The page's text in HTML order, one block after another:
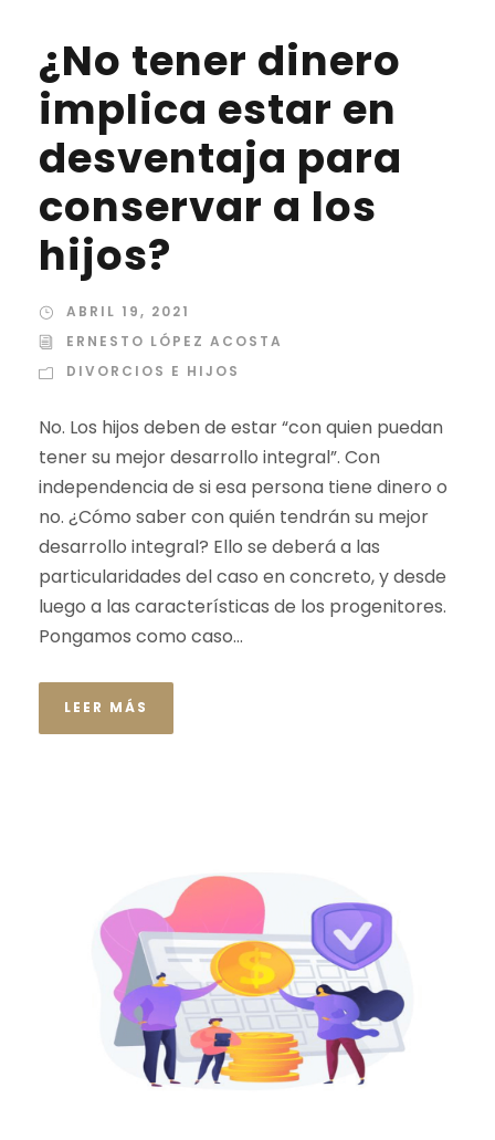
¿No tener dinero
implica estar en
desventaja para
conservar a los
hijos?
ABRIL 19, 2021
ERNESTO LÓPEZ ACOSTA
DIVORCIOS E HIJOS
No. Los hijos deben de estar “con quien puedan
tener su mejor desarrollo integral”. Con
independencia de si esa persona tiene dinero o
no. ¿Cómo saber con quién tendrán su mejor
desarrollo integral? Ello se deberá a las
particularidades del caso en concreto, y desde
luego a las características de los progenitores.
Pongamos como caso...
LEER MÁS